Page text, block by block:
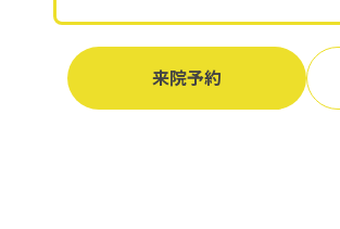
来院予約